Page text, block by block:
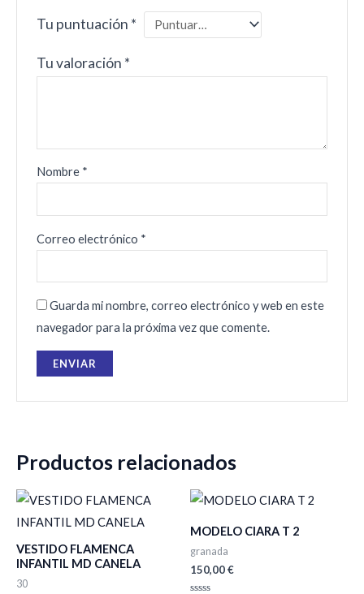
Tu puntuación *
Tu valoración *
Nombre *
Correo electrónico *
Guarda mi nombre, correo electrónico y web en este
navegador para la próxima vez que comente.
Productos relacionados
VESTIDO FLAMENCA
INFANTIL MD CANELA
30
MODELO CIARA T 2
granada
150,00€